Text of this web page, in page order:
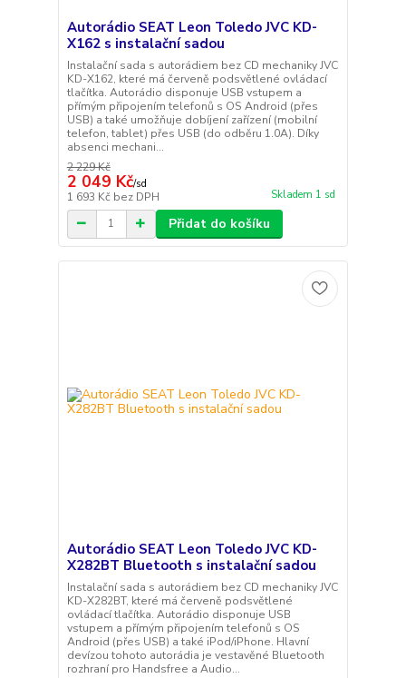
Autorádio SEAT Leon Toledo JVC KD-
X162 s instalační sadou
Instalační sada s autorádiem bez CD mechaniky JVC
KD-X162, které má červeně podsvětlené ovládací
tlačítka. Autorádio disponuje USB vstupem a
přímým připojením telefonů s OS Android (přes
USB) a také umožňuje dobíjení zařízení (mobilní
telefon, tablet) přes USB (do odběru 1.0A). Díky
absenci mechani...
2 229 Kč
2 049 Kč/sd
1 693 Kč bez DPH Skladem 1 sd
Přidat do košíku
Autorádio SEAT Leon Toledo JVC KD-
X282BT Bluetooth s instalační sadou
Instalační sada s autorádiem bez CD mechaniky JVC
KD-X282BT, které má červeně podsvětlené
ovládací tlačítka. Autorádio disponuje USB
vstupem a přímým připojením telefonů s OS
Android (přes USB) a také iPod/iPhone. Hlavní
devízou tohoto autorádia je vestavěné Bluetooth
rozhraní pro Handsfree a Audio...